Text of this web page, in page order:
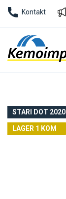
Kontakt
STARI DOT 2020
LAGER 1 KOM